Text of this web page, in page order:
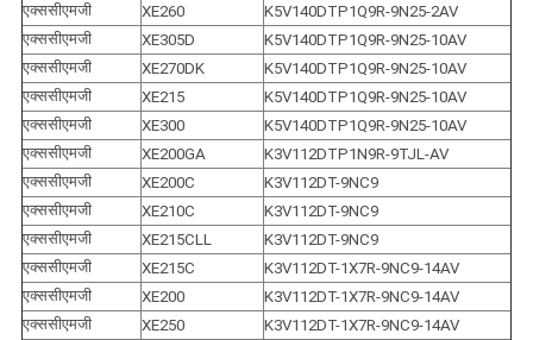
एक्ससीएमजी
XE260
K5V140DTP1Q9R-9N25-2AV
एक्ससीएमजी
XE305D
K5V140DTP1Q9R-9N25-10AV
एक्ससीएमजी
XE270DK
K5V140DTP1Q9R-9N25-10AV
एक्ससीएमजी
XE215
K5V140DTP1Q9R-9N25-10AV
एक्ससीएमजी
XE300
K5V140DTP1Q9R-9N25-10AV
एक्ससीएमजी
XE200GA
K3V112DTP1N9R-9TJL-AV
एक्ससीएमजी
XE200C
K3V112DT-9NC9
एक्ससीएमजी
XE210C
K3V112DT-9NC9
एक्ससीएमजी
XE215CLL
K3V112DT-9NC9
एक्ससीएमजी
XE215C
K3V112DT-1X7R-9NC9-14AV
एक्ससीएमजी
XE200
K3V112DT-1X7R-9NC9-14AV
एक्ससीएमजी
XE250
K3V112DT-1X7R-9NC9-14AV